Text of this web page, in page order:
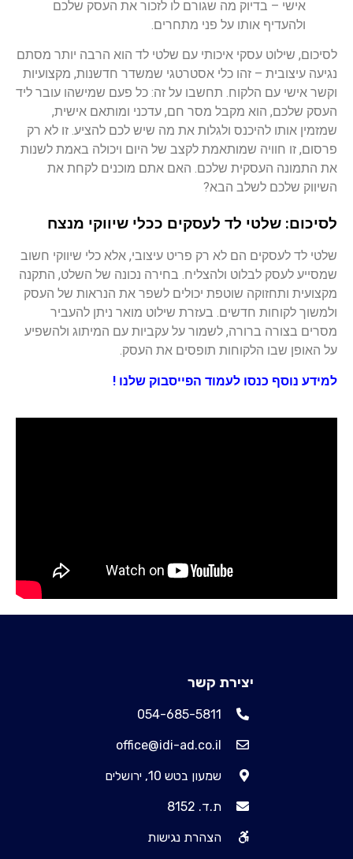
אישי – בדיוק מה שגורם לו לזכור את העסק שלכם
ולהעדיף אותו על פני מתחרים.
לסיכום, שילוט עסקי איכותי עם שלטי לד הוא הרבה יותר מסתם
נגיעה עיצובית – זהו כלי אסטרטגי שמשדר חדשנות, מקצועיות
וקשר אישי עם הלקוח. תחשבו על זה: כל פעם שמישהו עובר ליד
העסק שלכם, הוא מקבל מסר חם, עדכני ומותאם אישית,
שמזמין אותו להיכנס ולגלות את מה שיש לכם להציע. זו לא רק
פרסום, זו חוויה שמותאמת לקצב של היום ויכולה באמת לשנות
את התמונה העסקית שלכם. האם אתם מוכנים לקחת את
השיווק שלכם לשלב הבא?
לסיכום: שלטי לד לעסקים ככלי שיווקי מנצח
שלטי לד לעסקים הם לא רק פריט עיצובי, אלא כלי שיווקי חשוב
שמסייע לעסק לבלוט ולהצליח. בחירה נכונה של השלט, התקנה
מקצועית ותחזוקה שוטפת יכולים לשפר את הנראות של העסק
ולמשוך לקוחות חדשים. בעזרת שילוט מואר ניתן להעביר
מסרים בצורה ברורה, לשמור על עקביות עם המיתוג ולהשפיע
על האופן שבו הלקוחות תופסים את העסק.
למידע נוסף כנסו לעמוד הפייסבוק שלנו !
יצירת קשר
054-685-5811
office@idi-ad.co.il
שמעון בטש 10, ירושלים
ת.ד. 8152
הצהרת נגישות